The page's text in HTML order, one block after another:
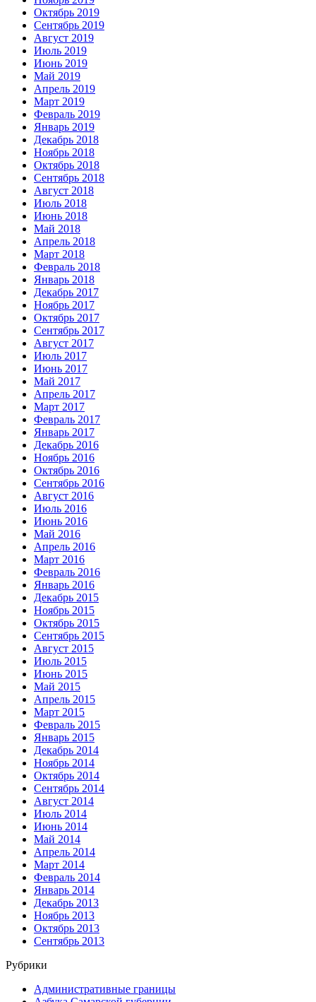
Октябрь 2019
Сентябрь 2019
Август 2019
Июль 2019
Июнь 2019
Май 2019
Апрель 2019
Март 2019
Февраль 2019
Январь 2019
Декабрь 2018
Ноябрь 2018
Октябрь 2018
Сентябрь 2018
Август 2018
Июль 2018
Июнь 2018
Май 2018
Апрель 2018
Март 2018
Февраль 2018
Январь 2018
Декабрь 2017
Ноябрь 2017
Октябрь 2017
Сентябрь 2017
Август 2017
Июль 2017
Июнь 2017
Май 2017
Апрель 2017
Март 2017
Февраль 2017
Январь 2017
Декабрь 2016
Ноябрь 2016
Октябрь 2016
Сентябрь 2016
Август 2016
Июль 2016
Июнь 2016
Май 2016
Апрель 2016
Март 2016
Февраль 2016
Январь 2016
Декабрь 2015
Ноябрь 2015
Октябрь 2015
Сентябрь 2015
Август 2015
Июль 2015
Июнь 2015
Май 2015
Апрель 2015
Март 2015
Февраль 2015
Январь 2015
Декабрь 2014
Ноябрь 2014
Октябрь 2014
Сентябрь 2014
Август 2014
Июль 2014
Июнь 2014
Май 2014
Апрель 2014
Март 2014
Февраль 2014
Январь 2014
Декабрь 2013
Ноябрь 2013
Октябрь 2013
Сентябрь 2013
Рубрики
Административные границы